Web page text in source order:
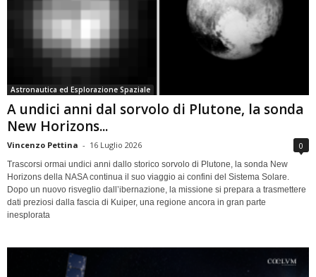
Astronautica ed Esplorazione Spaziale
A undici anni dal sorvolo di Plutone, la sonda
New Horizons...
Vincenzo Pettina - 16 Luglio 2026 0
Trascorsi ormai undici anni dallo storico sorvolo di Plutone, la sonda New
Horizons della NASA continua il suo viaggio ai confini del Sistema Solare.
Dopo un nuovo risveglio dall’ibernazione, la missione si prepara a trasmettere
dati preziosi dalla fascia di Kuiper, una regione ancora in gran parte
inesplorata